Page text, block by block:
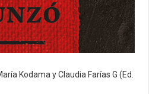
Kodama y Claudia Farías G (Ed.